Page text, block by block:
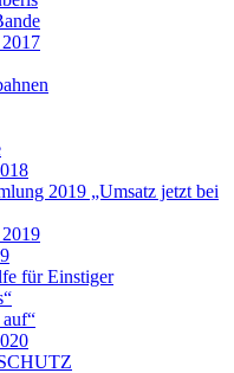
2019 „Umsatz jetzt bei
für Einstiger